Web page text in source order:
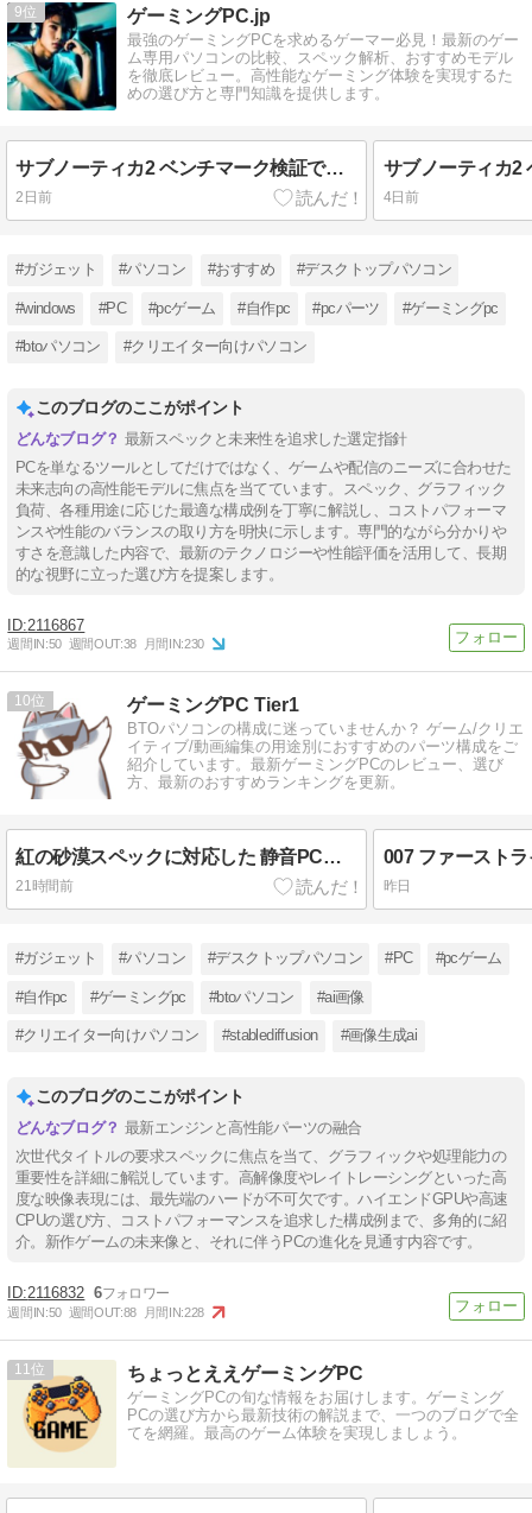
9 ゲーミングPC.jp
最強のゲーミングPCを求めるゲーマー必見！最新のゲー
ム専用パソコンの比較、スペック解析、おすすめモデル
を徹底レビュー。高性能なゲーミング体験を実現するた
めの選び方と専門知識を提供します。
サブノーティカ2 ベンチマーク検証で見えた本当の実力
2日前 4日前
#ガジェット #パソコン #おすすめ #デスクトップパソコン
#windows #PC #pcゲーム #自作pc #pcパーツ #ゲーミングpc
#btoパソコン #クリエイター向けパソコン
このブログのここがポイント
最新スペックと未来性を追求した選定指針
PCを単なるツールとしてだけではなく、ゲームや配信のニーズに合わせた
未来志向の高性能モデルに焦点を当てています。スペック、グラフィック
負荷、各種用途に応じた最適な構成例を丁寧に解説し、コストパフォーマ
ンスや性能のバランスの取り方を明快に示します。専門的ながら分かりや
すさを意識した内容で、最新のテクノロジーや性能評価を活用して、長期
的な視野に立った選び方を提案します。
2116867
週間IN:50 週間OUT:38 月間IN:230
10 ゲーミングPC Tier1
BTOパソコンの構成に迷っていませんか？ ゲーム/クリエ
イティブ/動画編集の用途別におすすめのパーツ構成をご
紹介しています。最新ゲーミングPCのレビュー、選び
方、最新のおすすめランキングを更新。
紅の砂漠スペックに対応した 静音PCは組めるのか？
21時間前 昨日
#ガジェット #パソコン #デスクトップパソコン #PC #pcゲーム
#自作pc #ゲーミングpc #btoパソコン #ai画像
#クリエイター向けパソコン #stablediffusion #画像生成ai
このブログのここがポイント
最新エンジンと高性能パーツの融合
次世代タイトルの要求スペックに焦点を当て、グラフィックや処理能力の
重要性を詳細に解説しています。高解像度やレイトレーシングといった高
度な映像表現には、最先端のハードが不可欠です。ハイエンドGPUや高速
CPUの選び方、コストパフォーマンスを追求した構成例まで、多角的に紹
介。新作ゲームの未来像と、それに伴うPCの進化を見通す内容です。
2116832 6
週間IN:50 週間OUT:88 月間IN:228
11 ちょっとええゲーミングPC
ゲーミングPCの旬な情報をお届けします。ゲーミング
PCの選び方から最新技術の解説まで、一つのブログで全
てを網羅。最高のゲーム体験を実現しましょう。